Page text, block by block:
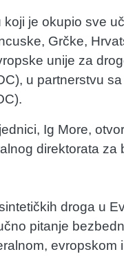
je okupio sve
Grčke,
unije za
u partnerstvu
Ig More,
direktorata za
droga u
pitanje
evropskom